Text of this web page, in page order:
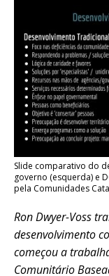
Slide comparativo do
governo (esquerda) e
pela Comunidades
Ron Dwyer-Voss
desenvolvimento
começou a
Comunitário